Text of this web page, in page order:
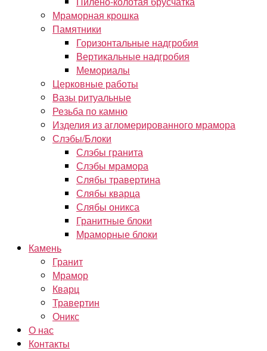
Мраморная крошка
Памятники
Горизонтальные надгробия
Вертикальные надгробия
Мемориалы
Церковные работы
Вазы ритуальные
Резьба по камню
Изделия из агломерированного мрамора
Слэбы/Блоки
Слэбы гранита
Слэбы мрамора
Слябы травертина
Слябы кварца
Слябы оникса
Гранитные блоки
Мраморные блоки
Камень
Гранит
Мрамор
Кварц
Травертин
Оникс
О нас
Контакты